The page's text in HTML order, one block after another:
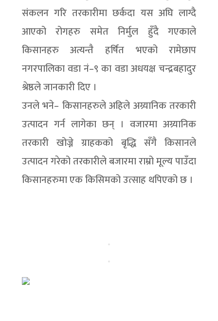
संकलन गरि तरकारीमा छर्कदा यस अघि लाग्दै
आएको रोगहरु समेत निर्मुल हुँदै गएकाले
किसानहरु अत्यन्तै हर्षित भएको रामेछाप
नगरपालिका वडा नं–९ का वडा अधयक्ष चन्द्रबहादुर
श्रेष्ठले जानकारी दिए ।
उनले भने– किसानहरुले अहिले अग्र्यानिक तरकारी
उत्पादन गर्न लागेका छन् । वजारमा अग्र्यानिक
तरकारी खोज्ने ग्राहकको बृद्धि सँगै किसानले
उत्पादन गरेको तरकारीले बजारमा राम्रो मूल्य पाउँदा
किसानहरुमा एक किसिमको उत्साह थपिएको छ ।